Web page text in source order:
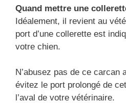
Quand mettre une
Idéalement, il revient au
port d’une collerette est
votre chien.
N’abusez pas de ce carcan
évitez le port prolongé de
l’aval de votre vétérinaire.